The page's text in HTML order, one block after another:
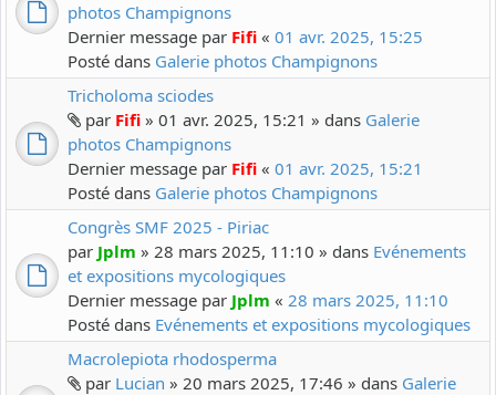
photos Champignons
Dernier message par Fifi « 01 avr. 2025, 15:25
Posté dans Galerie photos Champignons
Tricholoma sciodes
par Fifi » 01 avr. 2025, 15:21 » dans Galerie
photos Champignons
Dernier message par Fifi « 01 avr. 2025, 15:21
Posté dans Galerie photos Champignons
Congrès SMF 2025 - Piriac
par Jplm » 28 mars 2025, 11:10 » dans Evénements
et expositions mycologiques
Dernier message par Jplm « 28 mars 2025, 11:10
Posté dans Evénements et expositions mycologiques
Macrolepiota rhodosperma
par Lucian » 20 mars 2025, 17:46 » dans Galerie